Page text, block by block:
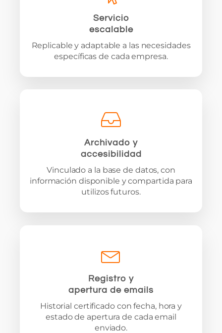
Servicio
escalable
Replicable y adaptable a las necesidades
específicas de cada empresa.
Archivado y
accesibilidad
Vinculado a la base de datos, con
información disponible y compartida para
utilizos futuros.
Registro y
apertura de emails
Historial certificado con fecha, hora y
estado de apertura de cada email
enviado.